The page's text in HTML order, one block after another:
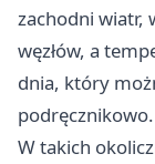
zachodni wiatr,
węzłów, a
dnia, który
podręcznikowo.
W takich